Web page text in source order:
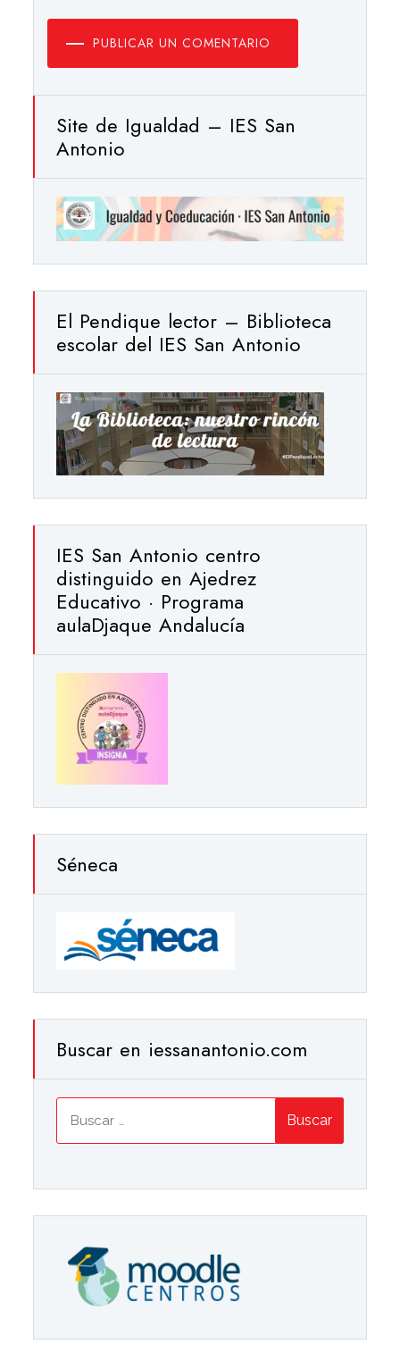
PUBLICAR UN COMENTARIO
Site de Igualdad – IES San
Antonio
El Pendique lector – Biblioteca
escolar del IES San Antonio
IES San Antonio centro
distinguido en Ajedrez
Educativo · Programa
aulaDjaque Andalucía
Séneca
Buscar en iessanantonio.com